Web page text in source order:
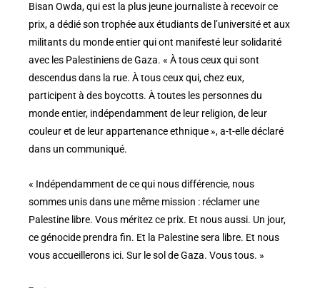
Bisan Owda, qui est la plus jeune journaliste à recevoir ce
prix, a dédié son trophée aux étudiants de l’université et aux
militants du monde entier qui ont manifesté leur solidarité
avec les Palestiniens de Gaza. « À tous ceux qui sont
descendus dans la rue. À tous ceux qui, chez eux,
participent à des boycotts. À toutes les personnes du
monde entier, indépendamment de leur religion, de leur
couleur et de leur appartenance ethnique », a-t-elle déclaré
dans un communiqué.
« Indépendamment de ce qui nous différencie, nous
sommes unis dans une même mission : réclamer une
Palestine libre. Vous méritez ce prix. Et nous aussi. Un jour,
ce génocide prendra fin. Et la Palestine sera libre. Et nous
vous accueillerons ici. Sur le sol de Gaza. Vous tous. »